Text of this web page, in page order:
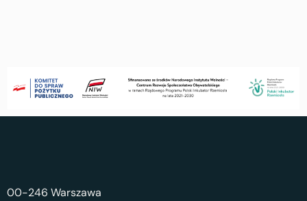
00-246 Warszawa